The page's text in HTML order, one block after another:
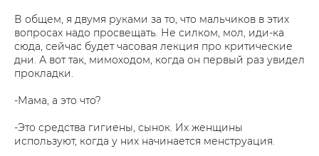
В общем, я двумя руками за то, что мальчиков в этих
вопросах надо просвещать. Не силком, мол, иди-ка
сюда, сейчас будет часовая лекция про критические
дни. А вот так, мимоходом, когда он первый раз увидел
прокладки.
-Мама, а это что?
-Это средства гигиены, сынок. Их женщины
используют, когда у них начинается менструация.